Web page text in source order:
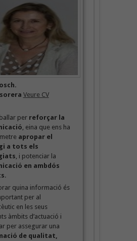
Veure CV
per reforçar la
, eina que ens ha
apropar el
a tots els
, i potenciar la
en ambdós
.
quina informació és
per al
en les seus
àmbits d’actuació i
per assegurar una
de qualitat,